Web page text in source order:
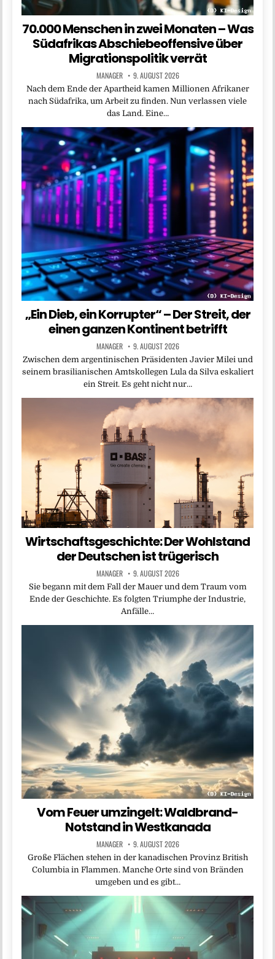
70.000 Menschen in zwei Monaten – Was
Südafrikas Abschiebeoffensive über
Migrationspolitik verrät
MANAGER 9. AUGUST 2026
Nach dem Ende der Apartheid kamen Millionen Afrikaner
nach Südafrika, um Arbeit zu finden. Nun verlassen viele
das Land. Eine…
„Ein Dieb, ein Korrupter“ – Der Streit, der
einen ganzen Kontinent betrifft
MANAGER 9. AUGUST 2026
Zwischen dem argentinischen Präsidenten Javier Milei und
seinem brasilianischen Amtskollegen Lula da Silva eskaliert
ein Streit. Es geht nicht nur…
Wirtschaftsgeschichte: Der Wohlstand
der Deutschen ist trügerisch
MANAGER 9. AUGUST 2026
Sie begann mit dem Fall der Mauer und dem Traum vom
Ende der Geschichte. Es folgten Triumphe der Industrie,
Anfälle…
Vom Feuer umzingelt: Waldbrand-
Notstand in Westkanada
MANAGER 9. AUGUST 2026
Große Flächen stehen in der kanadischen Provinz British
Columbia in Flammen. Manche Orte sind von Bränden
umgeben und es gibt…